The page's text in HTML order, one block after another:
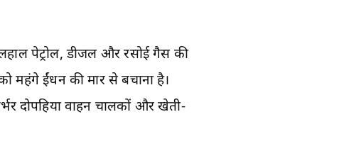
पेट्रोल, डीजल और रसोई गैस की
महंगे ईंधन की मार से बचाना है।
दोपहिया वाहन चालकों और खेती-